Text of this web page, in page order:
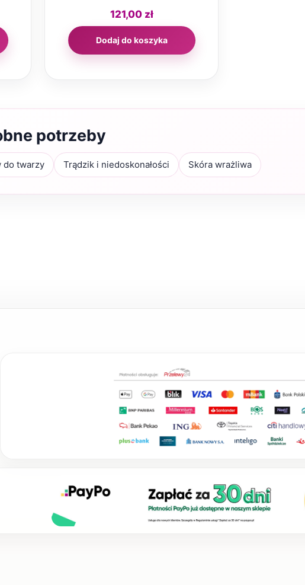
121,00 zł
Dodaj do koszyka
potrzeby
do twarzy Trądzik i niedoskonałości Skóra wrażliwa